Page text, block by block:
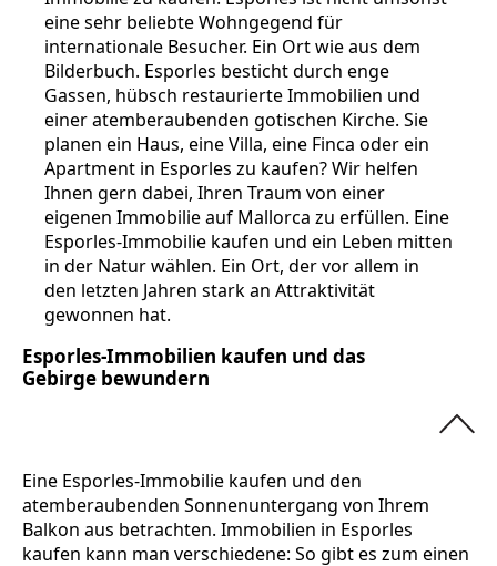
eine sehr beliebte Wohngegend für
internationale Besucher. Ein Ort wie aus dem
Bilderbuch. Esporles besticht durch enge
Gassen, hübsch restaurierte Immobilien und
einer atemberaubenden gotischen Kirche. Sie
planen ein Haus, eine Villa, eine Finca oder ein
Apartment in Esporles zu kaufen? Wir helfen
Ihnen gern dabei, Ihren Traum von einer
eigenen Immobilie auf Mallorca zu erfüllen. Eine
Esporles-Immobilie kaufen und ein Leben mitten
in der Natur wählen. Ein Ort, der vor allem in
den letzten Jahren stark an Attraktivität
gewonnen hat.
Esporles-Immobilien kaufen und das
Gebirge bewundern
Eine Esporles-Immobilie kaufen und den
atemberaubenden Sonnenuntergang von Ihrem
Balkon aus betrachten. Immobilien in Esporles
kaufen kann man verschiedene: So gibt es zum einen